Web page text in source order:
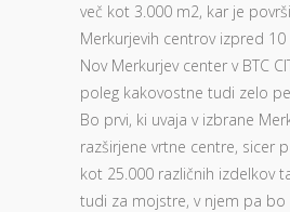
več kot 3.000 m2, kar je
Merkurjevih centrov izpred 10
Nov Merkurjev center v BTC
poleg kakovostne tudi zelo
Bo prvi, ki uvaja v izbrane
razširjene vrtne centre, sicer
kot 25.000 različnih izdelkov
tudi za mojstre, v njem pa bo